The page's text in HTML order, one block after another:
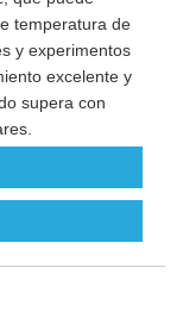
temperatura de
y experimentos
excelente y
supera con